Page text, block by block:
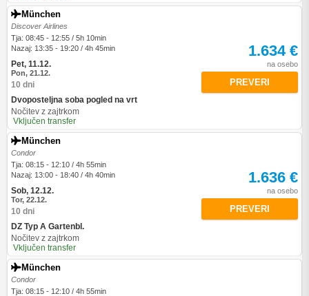
München
Discover Airlines
Tja: 08:45 - 12:55 / 5h 10min
Nazaj: 13:35 - 19:20 / 4h 45min
Pet, 11.12.
Pon, 21.12.
10 dni
Dvoposteljna soba pogled na vrt
Nočitev z zajtrkom
Vključen transfer
1.634 €
na osebo
PREVERI
München
Condor
Tja: 08:15 - 12:10 / 4h 55min
Nazaj: 13:00 - 18:40 / 4h 40min
Sob, 12.12.
Tor, 22.12.
10 dni
DZ Typ A Gartenbl.
Nočitev z zajtrkom
Vključen transfer
1.636 €
na osebo
PREVERI
München
Condor
Tja: 08:15 - 12:10 / 4h 55min